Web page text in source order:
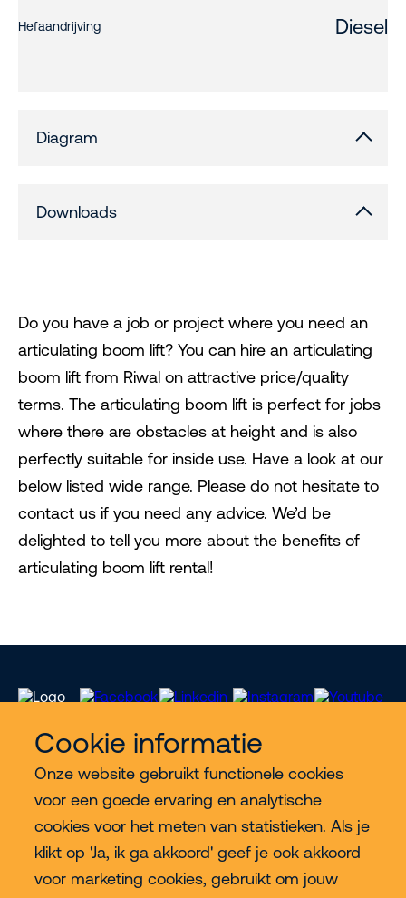
Cookie informatie
Onze website gebruikt functionele cookies
voor een goede ervaring en analytische
cookies voor het meten van statistieken. Als je
klikt op 'Ja, ik ga akkoord' geef je ook akkoord
voor marketing cookies, gebruikt om jouw
Hefaandrijving Diesel
Diagram
Downloads
Do you have a job or project where you need an
articulating boom lift? You can hire an articulating
boom lift from Riwal on attractive price/quality
terms. The articulating boom lift is perfect for jobs
where there are obstacles at height and is also
perfectly suitable for inside use. Have a look at our
below listed wide range. Please do not hesitate to
contact us if you need any advice. We’d be
delighted to tell you more about the benefits of
articulating boom lift rental!
Industries